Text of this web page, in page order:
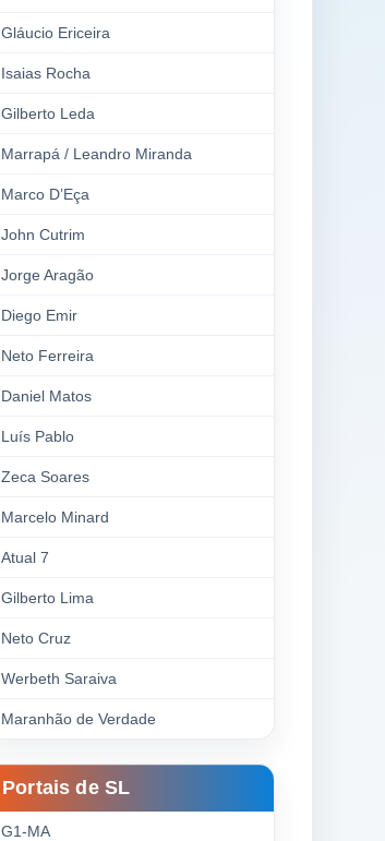
Gláucio Ericeira
Isaias Rocha
Gilberto Leda
Marrapá / Leandro Miranda
Marco D’Eça
John Cutrim
Jorge Aragão
Diego Emir
Neto Ferreira
Daniel Matos
Luís Pablo
Zeca Soares
Marcelo Minard
Atual 7
Gilberto Lima
Neto Cruz
Werbeth Saraiva
Maranhão de Verdade
Portais de SL
G1-MA